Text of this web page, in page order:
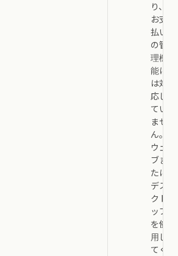
り、
お支
払い
の管
理機
能に
は対
応し
てい
ませ
ん。
ウェ
ブま
たは
デス
クト
ップ
を使
用し
てく